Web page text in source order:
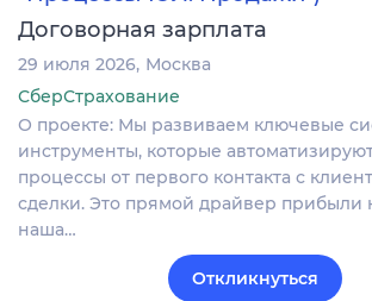
Договорная зарплата
29 июля 2026 Москва
СберСтрахование
О проекте: Мы развиваем ключевые
инструменты, которые
процессы от первого контакта с
сделки. Это прямой драйвер прибыли
наша…
Откликнуться